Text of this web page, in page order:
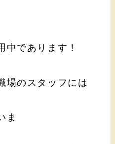
中であります！
場のスタッフには
ま